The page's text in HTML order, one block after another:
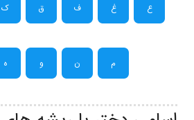
ع غ ف ق ک
م ن و ه